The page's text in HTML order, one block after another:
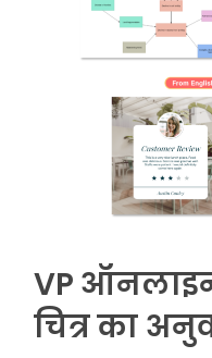
VP
चित्र का